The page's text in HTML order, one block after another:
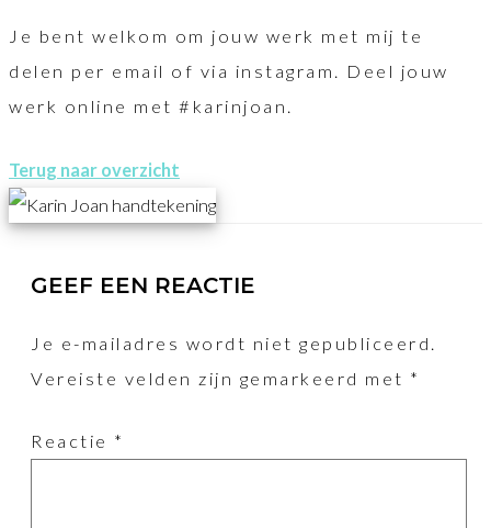
Je bent welkom om jouw werk met mij te
delen per email of via instagram. Deel jouw
werk online met #karinjoan.
Terug naar overzicht
GEEF EEN REACTIE
Je e-mailadres wordt niet gepubliceerd.
Vereiste velden zijn gemarkeerd met *
Reactie *